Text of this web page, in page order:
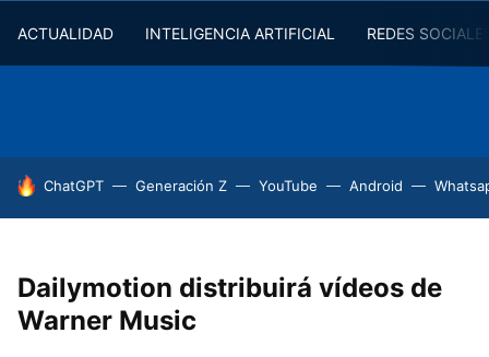
ACTUALIDAD INTELIGENCIA ARTIFICIAL REDES
HOY SE HABLA DE
ChatGPT Generación Z YouTube Android
Dailymotion distribuirá vídeos de
Warner Music